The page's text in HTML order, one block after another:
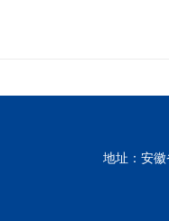
地址：安徽